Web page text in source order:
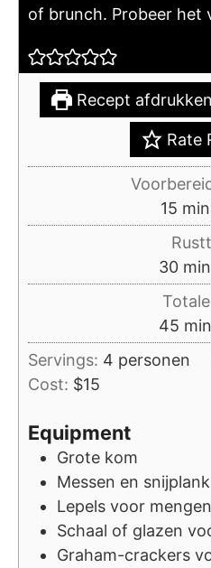
of brunch. Probeer het
Recept afdrukken
Rate
15
30
45
Servings: 4 personen
Cost: $15
Equipment
Grote kom
Messen en snijplank
Lepels voor mengen
Schaal of glazen
Graham-crackers